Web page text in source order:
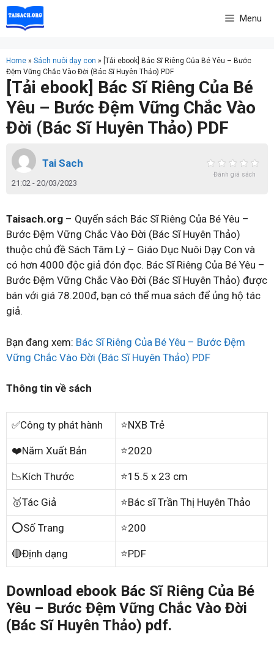
Skip
to
Menu
Home » Sách nuôi dạy con » [Tải ebook] Bác Sĩ Riêng Của Bé Yêu – Bước
Đệm Vững Chắc Vào Đời (Bác Sĩ Huyên Thảo) PDF
[Tải ebook] Bác Sĩ Riêng Của Bé
Yêu – Bước Đệm Vững Chắc Vào
Đời (Bác Sĩ Huyên Thảo) PDF
Tai Sach
21:02 - 20/03/2023
Đánh giá sách
Taisach.org – Quyển sách Bác Sĩ Riêng Của Bé Yêu –
Bước Đệm Vững Chắc Vào Đời (Bác Sĩ Huyên Thảo)
thuộc chủ đề Sách Tâm Lý – Giáo Dục Nuôi Dạy Con và
có hơn 4000 độc giả đón đọc. Bác Sĩ Riêng Của Bé Yêu –
Bước Đệm Vững Chắc Vào Đời (Bác Sĩ Huyên Thảo) được
bán với giá 78.200đ, bạn có thể mua sách để ủng hộ tác
giả.
Bạn đang xem: Bác Sĩ Riêng Của Bé Yêu – Bước Đệm
Vững Chắc Vào Đời (Bác Sĩ Huyên Thảo) PDF
Thông tin về sách
✅Công ty phát hành ⭐NXB Trẻ
❤️Năm Xuất Bản ⭐2020
📉Kích Thước ⭐15.5 x 23 cm
🥇Tác Giả ⭐Bác sĩ Trần Thị Huyên Thảo
⭕Số Trang ⭐200
🔴Định dạng ⭐PDF
Download ebook Bác Sĩ Riêng Của Bé
Yêu – Bước Đệm Vững Chắc Vào Đời
(Bác Sĩ Huyên Thảo) pdf.